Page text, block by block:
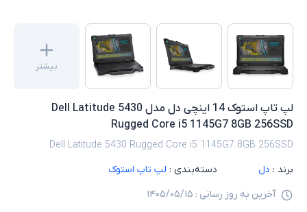
بیشتر
لپ تاپ استوک 14 اینچی دل مدل Dell Latitude 5430
Rugged Core i5 1145G7 8GB 256SSD
Dell Latitude 5430 Rugged Core i5 1145G7 8GB 256SSD
برند : دل دسته‌بندی : لپ تاپ استوک
آخرین به روز رسانی : ۱۴۰۵/۰۵/۱۵